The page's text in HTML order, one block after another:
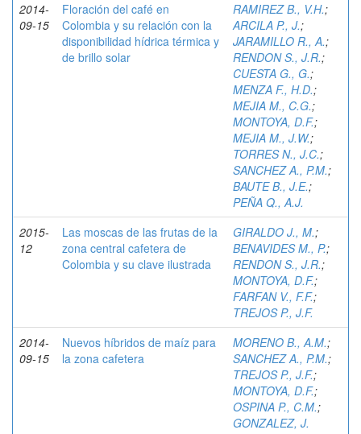
2014-
09-15
Floración del café en
Colombia y su relación con la
disponibilidad hídrica térmica y
de brillo solar
RAMIREZ B., V.H.;
ARCILA P., J.;
JARAMILLO R., A.;
RENDON S., J.R.;
CUESTA G., G.;
MENZA F., H.D.;
MEJIA M., C.G.;
MONTOYA, D.F.;
MEJIA M., J.W.;
TORRES N., J.C.;
SANCHEZ A., P.M.;
BAUTE B., J.E.;
PEÑA Q., A.J.
2015-
12
Las moscas de las frutas de la
zona central cafetera de
Colombia y su clave ilustrada
GIRALDO J., M.;
BENAVIDES M., P.;
RENDON S., J.R.;
MONTOYA, D.F.;
FARFAN V., F.F.;
TREJOS P., J.F.
2014-
09-15
Nuevos híbridos de maíz para
la zona cafetera
MORENO B., A.M.;
SANCHEZ A., P.M.;
TREJOS P., J.F.;
MONTOYA, D.F.;
OSPINA P., C.M.;
GONZALEZ, J.